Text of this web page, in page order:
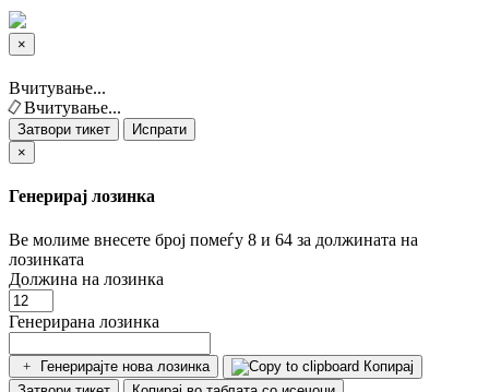
×
Затвори тикет
Вчитување...
Вчитување...
Затвори тикет
Испрати
×
Генерирај лозинка
Ве молиме внесете број помеѓу 8 и 64 за должината на
лозинката
Должина на лозинка
Генерирана лозинка
Генерирајте нова лозинка
Копирај